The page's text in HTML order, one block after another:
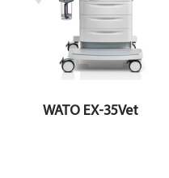
WATO EX-35Vet